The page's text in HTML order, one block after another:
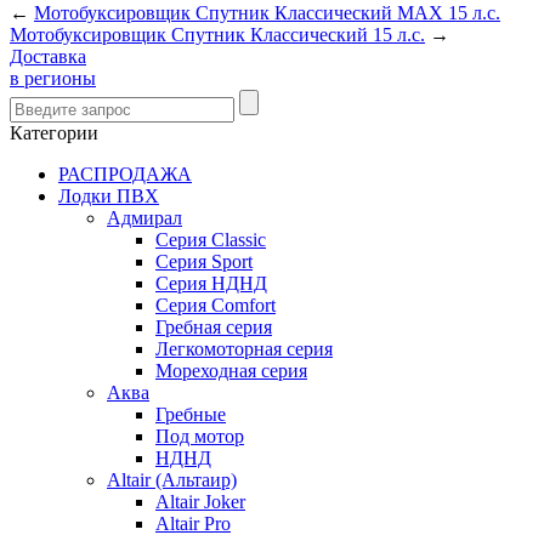
← Мотобуксировщик Спутник Классический MAX 15 л.с.
Мотобуксировщик Спутник Классический 15 л.с. →
Доставка
в регионы
Категории
РАСПРОДАЖА
Лодки ПВХ
Адмирал
Серия Classic
Серия Sport
Серия НДНД
Серия Comfort
Гребная серия
Легкомоторная серия
Мореходная серия
Аква
Гребные
Под мотор
НДНД
Altair (Альтаир)
Altair Joker
Altair Pro